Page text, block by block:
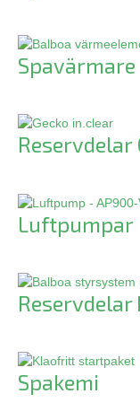
Spavärmare
Reservdelar
Luftpumpar
Reservdelar
Spakemi